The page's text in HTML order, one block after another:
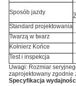
Sposób jazdy
Standard projektowania
Twarzą w twarz
Kołnierz Końce
Test i inspekcja
Uwagi: Rozmiar
zaprojektowany zgodnie
Specyfikacja